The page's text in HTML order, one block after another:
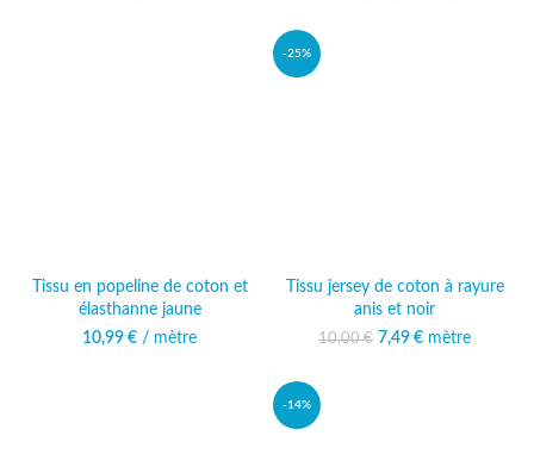
Tissu en popeline de coton et
élasthanne jaune
10,99 € / mètre
-25%
Tissu jersey de coton à rayure
anis et noir
10,00€ Le prix initial était :
7,49 €
Le prix
mètre
-14%